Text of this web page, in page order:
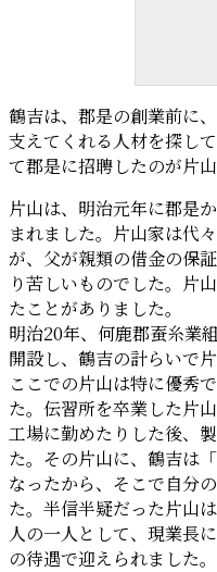
鶴吉は、郡是の創業前に
支えてくれる人材を探し
て郡是に招聘したのが片山
片山は、明治元年に郡是
まれました。片山家は代
が、父が親類の借金の保
り苦しいものでした。片
たことがありました。
明治20年、何鹿郡蚕糸業
開設し、鶴吉の計らいで
ここでの片山は特に優秀
た。伝習所を卒業した片
工場に勤めたりした後、
た。その片山に、鶴吉は
なったから、そこで自分
た。半信半疑だった片山
人の一人として、現業長
の待遇で迎えられました。